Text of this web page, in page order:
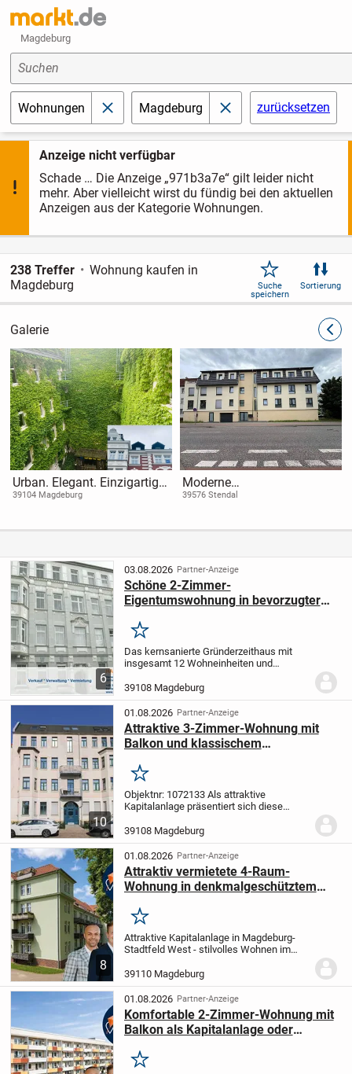
Magdeburg
Anzeige nicht verfügbar
Schade … Die Anzeige „971b3a7e“ gilt leider nicht
mehr. Aber vielleicht wirst du fündig bei den aktuellen
Anzeigen aus der Kategorie Wohnungen.
Suchen
Wohnungen schließenMagdeburg schließenzurücksetzen
238 Treffer
Wohnung kaufen in
Magdeburg
Suche
speichern
Sortierung
Galerie
Urban. Elegant. Einzigartig. -
3-Zimmer-Wohntraum mit
39104 Magdeburg
Moderne
Eigentumswohnungen im
39576 Stendal
6
03.08.2026 Partner-Anzeige
Schöne 2-Zimmer-
Eigentumswohnung in bevorzugter
Merken
Das kernsanierte Gründerzeithaus mit
insgesamt 12 Wohneinheiten und
gefragten Wohngegend von Magdeburg.
Das Objekt ist vorwiegend vermietet, wird
aber von 5...
39108 Magdeburg
10
01.08.2026 Partner-Anzeige
Attraktive 3-Zimmer-Wohnung mit
Balkon und klassischem
Merken
Objektnr: 1072133 Als attraktive
Kapitalanlage präsentiert sich diese
Stadtfeld Ost in Magdeburg. Die Lage
zählt zu den gefragten Wohnadressen der
Stadt und...
39108 Magdeburg
8
01.08.2026 Partner-Anzeige
Attraktiv vermietete 4-Raum-
Wohnung in denkmalgeschütztem
Merken
Attraktive Kapitalanlage in Magdeburg-
Stadtfeld West - stilvolles Wohnen im
gefragter Lage von Magdeburg erwartet
Sie diese charmante 4-Zimmer-
Eigentumswohnung - ein...
39110 Magdeburg
01.08.2026 Partner-Anzeige
Komfortable 2-Zimmer-Wohnung mit
Balkon als Kapitalanlage oder
Merken